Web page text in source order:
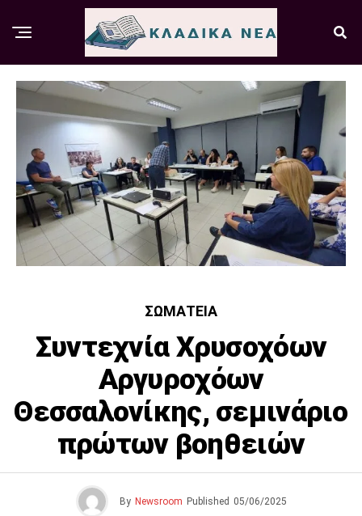
ΣΩΜΑΤΕΊΑ
Συντεχνία Χρυσοχόων
Αργυροχόων
Θεσσαλονίκης, σεμινάριο
πρώτων βοηθειών
By Newsroom Published 05/06/2025